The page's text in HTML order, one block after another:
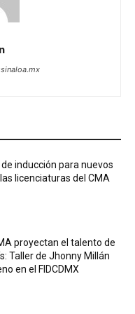
inducción para nuevos
licenciaturas del CMA
proyectan el talento de
Taller de Jhonny Millán
en el FIDCDMX